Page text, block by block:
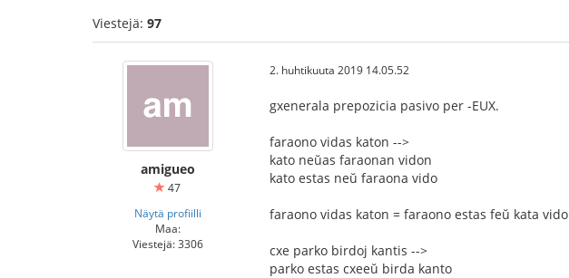
Viestejä: 97
amigueo
47
Näytä profiilli
Maa:
Viestejä: 3306
2. huhtikuuta 2019 14.05.52
gxenerala prepozicia pasivo per -EUX.
faraono vidas katon -->
kato neŭas faraonan vidon
kato estas neŭ faraona vido
faraono vidas katon = faraono estas feŭ kata vido
cxe parko birdoj kantis -->
parko estas cxeeŭ birda kanto